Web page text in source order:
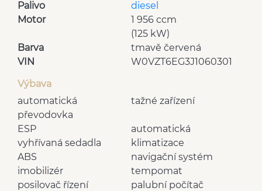
Palivo
diesel
Motor
1 956 ccm
(125 kW)
Barva
tmavě červená
VIN
W0VZT6EG3J1060301
Výbava
tažné zařízení
automatická
převodovka
automatická
klimatizace
ESP
vyhřívaná sedadla
navigační systém
ABS
tempomat
imobilizér
palubní počítač
posilovač řízení